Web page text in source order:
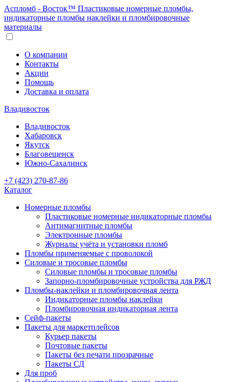
Аспломб - Восток™ Пластиковые номерные пломбы,
индикаторные пломбы наклейки и пломбировочные
материалы
О компании
Контакты
Акции
Помощь
Доставка и оплата
Владивосток
Владивосток
Хабаровск
Якутск
Благовещенск
Южно-Сахалинск
+7 (423) 270-87-86
Каталог
Номерные пломбы
Пластиковые номерные индикаторные пломбы
Антимагнитные пломбы
Электронные пломбы
Журналы учёта и установки пломб
Пломбы применяемые с проволокой
Силовые и тросовые пломбы
Силовые пломбы и тросовые пломбы
Запорно-пломбировочные устройства для РЖД
Пломбы-наклейки и пломбировочная лента
Индикаторные пломбы наклейки
Пломбировочная индикаторная лента
Сейф-пакеты
Пакеты для маркетплейсов
Курьер пакеты
Почтовые пакеты
Пакеты без печати прозрачные
Пакеты СД
Для проб